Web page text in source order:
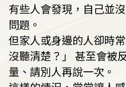
有些人會發現，自己並
問題。
但家人或身邊的人卻時
沒聽清楚？」 甚至會被
量、請別人再說一次。